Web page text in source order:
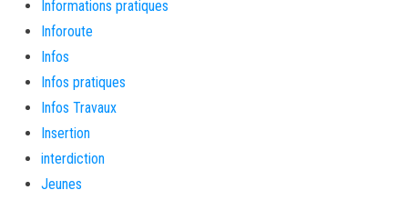
Informations pratiques
Inforoute
Infos
Infos pratiques
Infos Travaux
Insertion
interdiction
Jeunes